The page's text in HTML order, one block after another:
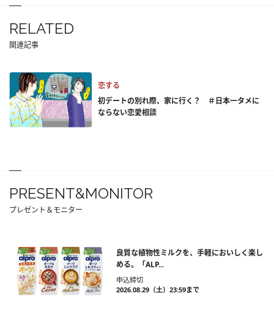
RELATED
関連記事
恋する
初デートの別れ際、家に行く？ ＃日本一タメに
ならない恋愛相談
PRESENT&MONITOR
プレゼント＆モニター
良質な植物性ミルクを、手軽においしく楽し
める。「ALP...
申込締切
2026.08.29（土）23:59まで